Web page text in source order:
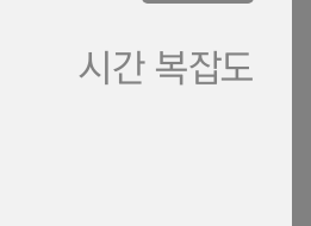
시간 복잡도